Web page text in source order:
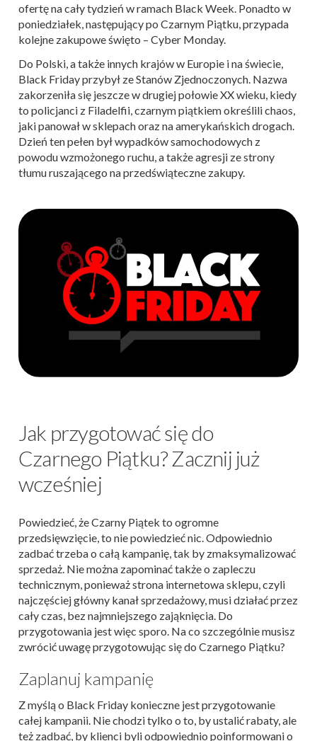
ofertę na cały tydzień w ramach Black Week. Ponadto w
poniedziałek, następujący po Czarnym Piątku, przypada
kolejne zakupowe święto – Cyber Monday.
Do Polski, a także innych krajów w Europie i na świecie,
Black Friday przybył ze Stanów Zjednoczonych. Nazwa
zakorzeniła się jeszcze w drugiej połowie XX wieku, kiedy
to policjanci z Filadelfii, czarnym piątkiem określili chaos,
jaki panował w sklepach oraz na amerykańskich drogach.
Dzień ten pełen był wypadków samochodowych z
powodu wzmożonego ruchu, a także agresji ze strony
tłumu ruszającego na przedświąteczne zakupy.
Jak przygotować się do
Czarnego Piątku? Zacznij już
wcześniej
Powiedzieć, że Czarny Piątek to ogromne
przedsięwzięcie, to nie powiedzieć nic. Odpowiednio
zadbać trzeba o całą kampanię, tak by zmaksymalizować
sprzedaż. Nie można zapominać także o zapleczu
technicznym, ponieważ strona internetowa sklepu, czyli
najczęściej główny kanał sprzedażowy, musi działać przez
cały czas, bez najmniejszego zająknięcia. Do
przygotowania jest więc sporo. Na co szczególnie musisz
zwrócić uwagę przygotowując się do Czarnego Piątku?
Zaplanuj kampanię
Z myślą o Black Friday konieczne jest przygotowanie
całej kampanii. Nie chodzi tylko o to, by ustalić rabaty, ale
też zadbać, by klienci byli odpowiednio poinformowani o